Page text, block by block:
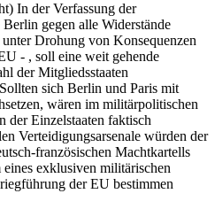
In der Verfassung der
gegen alle Widerstände
Drohung von Konsequenzen
- , soll eine weit gehende
der Mitgliedsstaaten
sich Berlin und Paris mit
wären im militärpolitischen
der Einzelstaaten faktisch
Verteidigungsarsenale würden der
französischen Machtkartells
exklusiven militärischen
der EU bestimmen